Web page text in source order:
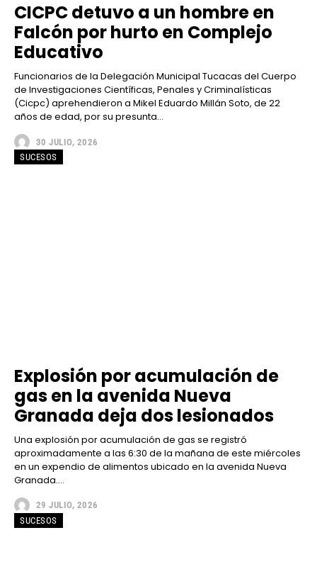
CICPC detuvo a un hombre en
Falcón por hurto en Complejo
Educativo
Funcionarios de la Delegación Municipal Tucacas del Cuerpo
de Investigaciones Científicas, Penales y Criminalísticas
(Cicpc) aprehendieron a Mikel Eduardo Millán Soto, de 22
años de edad, por su presunta...
30 JULIO, 2026
SUCESOS
Explosión por acumulación de
gas en la avenida Nueva
Granada deja dos lesionados
Una explosión por acumulación de gas se registró
aproximadamente a las 6:30 de la mañana de este miércoles
en un expendio de alimentos ubicado en la avenida Nueva
Granada....
29 JULIO, 2026
SUCESOS